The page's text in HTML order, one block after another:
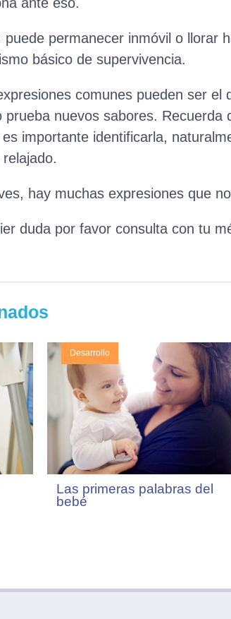
puede permanecer inmóvil o llorar
básico de supervivencia.
comunes pueden ser
prueba nuevos sabores.
es importante identificarla,
hay muchas expresiones que
duda por favor consulta con tu
Desarrollo
Las primeras palabras del
bebé